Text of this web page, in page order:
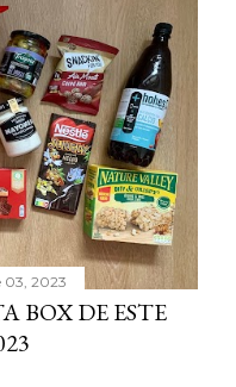
03, 2023
BOX DE ESTE